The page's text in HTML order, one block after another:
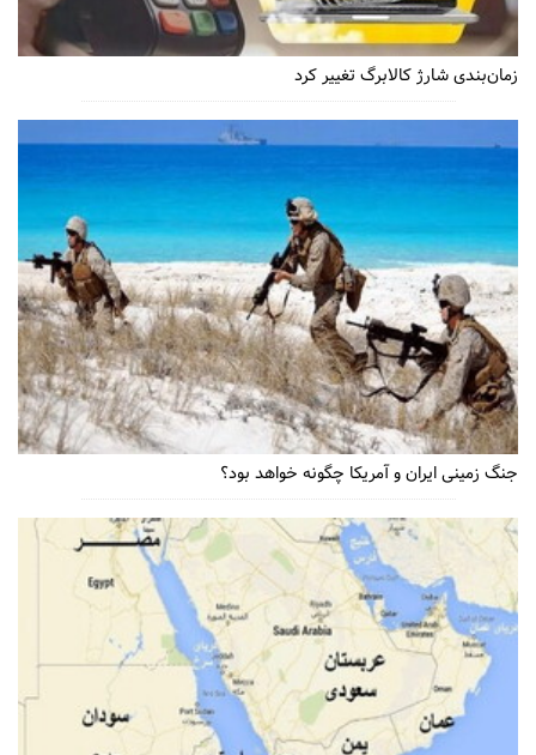
زمان‌بندی شارژ کالابرگ تغییر کرد
جنگ زمینی ایران و آمریکا چگونه خواهد بود؟